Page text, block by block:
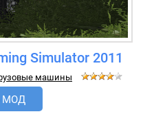
Simulator 2011
машины
МОД